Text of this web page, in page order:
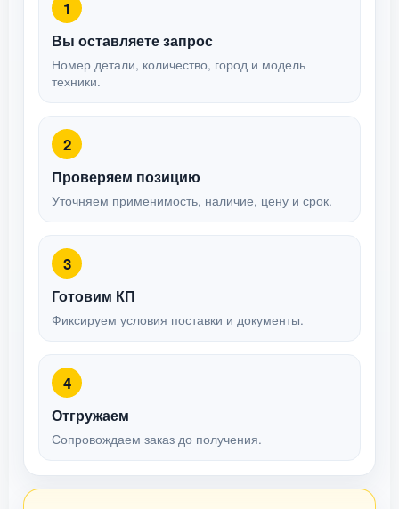
1
Вы оставляете запрос
Номер детали, количество, город и модель
техники.
2
Проверяем позицию
Уточняем применимость, наличие, цену и срок.
3
Готовим КП
Фиксируем условия поставки и документы.
4
Отгружаем
Сопровождаем заказ до получения.